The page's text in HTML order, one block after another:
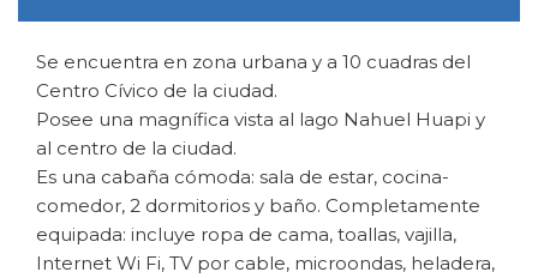
VOLTAR
Se encuentra en zona urbana y a 10 cuadras del
Centro Cívico de la ciudad.
Posee una magnífica vista al lago Nahuel Huapi y
al centro de la ciudad.
Es una cabaña cómoda: sala de estar, cocina-
comedor, 2 dormitorios y baño. Completamente
equipada: incluye ropa de cama, toallas, vajilla,
Internet Wi Fi, TV por cable, microondas, heladera,